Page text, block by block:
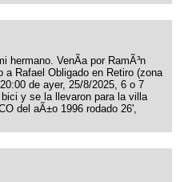
hermano. VenÃ­a por RamÃ³n
a Rafael Obligado en Retiro (zona
de ayer, 25/8/2025, 6 o 7
y se la llevaron para la villa
del aÃ±o 1996 rodado 26',